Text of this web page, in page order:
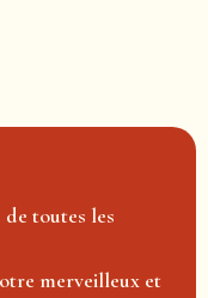
de toutes les
merveilleux et